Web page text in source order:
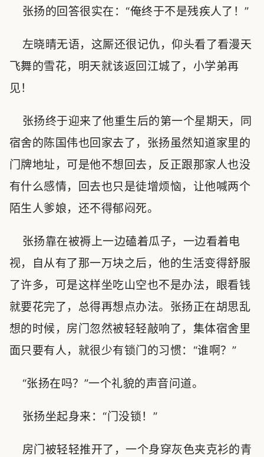
张扬的回答很实在：“俺终于不是残疾人了！”
左晓晴无语，这厮还很记仇，仰头看了看漫天
飞舞的雪花，明天就该返回江城了，小学弟再
见！
张扬终于迎来了他重生后的第一个星期天，同
宿舍的陈国伟也回家去了，张扬虽然知道家里的
门牌地址，可是他不想回去，反正跟那家人也没
有什么感情，回去也只是徒增烦恼，让他喊两个
陌生人爹娘，还不得郁闷死。
张扬靠在被褥上一边磕着瓜子，一边看着电
视，自从有了那一万块之后，他的生活变得舒服
了许多，可是这样坐吃山空也不是办法，眼看钱
就要花完了，总得再想点办法。张扬正在胡思乱
想的时候，房门忽然被轻轻敲响了，集体宿舍里
面只要有人，就很少有锁门的习惯：“谁啊？”
“张扬在吗？”一个礼貌的声音问道。
张扬坐起身来：“门没锁！”
房门被轻轻推开了，一个身穿灰色夹克衫的青